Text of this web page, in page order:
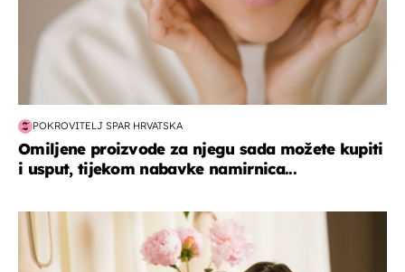
POKROVITELJ SPAR HRVATSKA
Omiljene proizvode za njegu sada možete kupiti
i usput, tijekom nabavke namirnica...
moda & ljepota